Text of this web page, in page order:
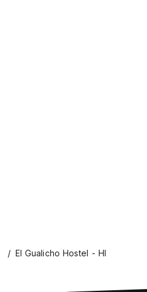
El Gualicho Hostel - HI